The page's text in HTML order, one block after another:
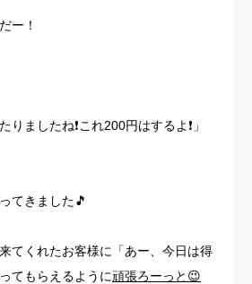
ー！
りましたね❗️これ200円はするよ❗️」
てきました🎵
てくれたお客様に「あー、今日は得
てもらえるように頑張ろーっと😉